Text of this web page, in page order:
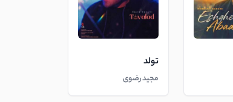
تولد
مجید رضوی